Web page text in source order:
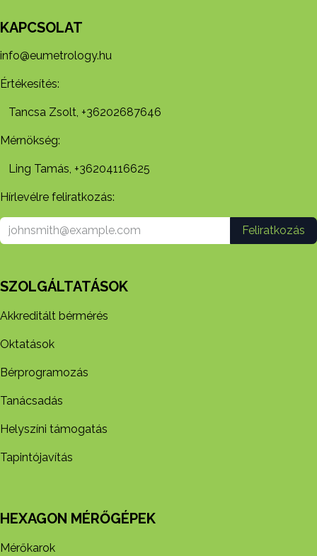
KAPCSOLAT
info@eumetrology.hu
Értékesítés:
Tancsa Zsolt, +36202687646
Mérnökség:
Ling Tamás, +36204116625
Hírlevélre feliratkozás:
Feliratkozás
SZOLGÁLTATÁSOK
Akkreditált bérmérés
Oktatások
Bérprogramozás
Tanácsadás
Helyszíni támogatás
Tapintójavítás
HEXAGON MÉRŐGÉPEK
Mérőkarok